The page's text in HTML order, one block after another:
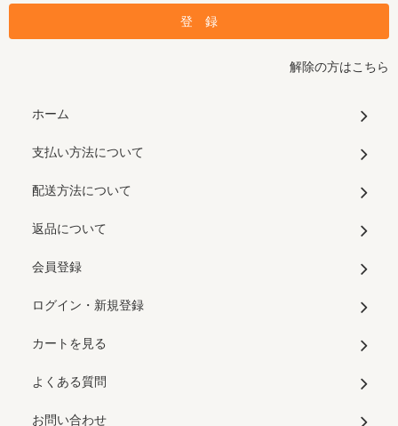
解除の方はこちら
ホーム
支払い方法について
配送方法について
返品について
会員登録
ログイン・新規登録
カートを見る
よくある質問
お問い合わせ